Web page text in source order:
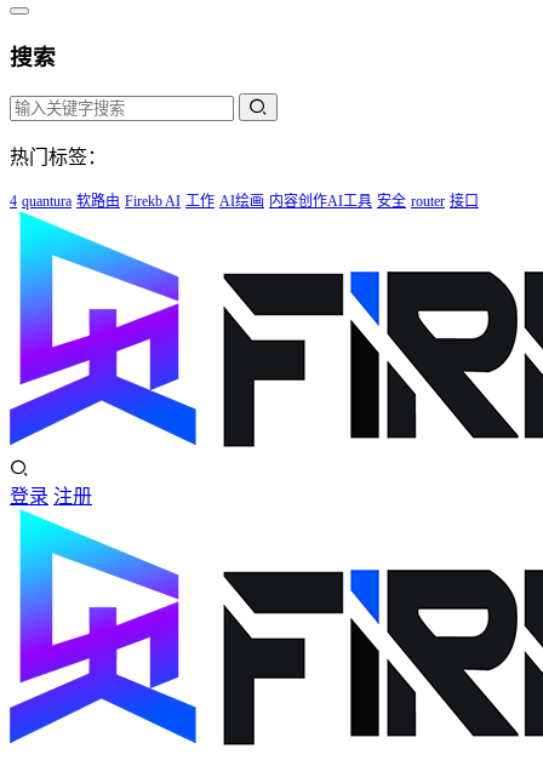
搜索
热门标签：
4 quantura 软路由 Firekb AI 工作 AI绘画 内容创作AI工具 安全 router 接口
登录 注册